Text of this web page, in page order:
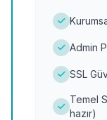
Admin
SSL
Temel
hazır)